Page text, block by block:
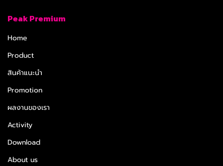
Peak Premium
Home
Product
สินค้าแนะนำ
Promotion
ผลงานของเรา
Activity
Download
About us